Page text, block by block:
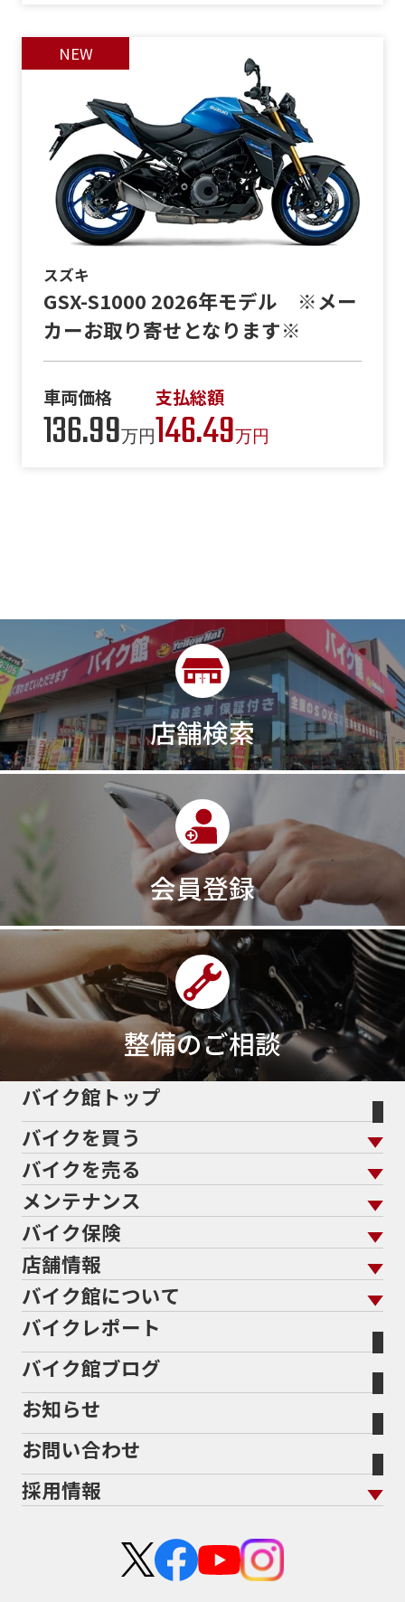
スズキ
GSX-S1000 2026年モデル ※メー
カーお取り寄せとなります※
車両価格
136.99万円
支払総額
146.49万円
店舗検索
会員登録
整備のご相談
バイク館トップ
バイクを買う
バイクを買う トップ
バイクを探す
メーカーから探す
色から探す
スタイルから探す
排気量から探す
地域から探す
走行距離から探す
中古車から探す
バイクを売る
バイクを売る トップ
バイク館買取の強み
バイクを高く売るコツ
バイク買取の流れ
全国展開の強み
よくあるご質問
バイク買取強化車両
メーカー別買取相場・
ヤマハ
ホンダ
スズキ
ハーレーダビッドソン
トライアンフ
アプリリア
KTM
モトグッツイ
MVアグスタ
メンテナンス
メンテナンス トップ
バイク点検
バイク車検
Bikeep
プロテクションフィルム
バイク保険
バイク保険 トップ
自賠責保険
任意保険
バイク保険無料見積り（現在未加入の方）
バイク保険無料見積り（他社でご加入の方）
盗難保険
店舗情報
店舗情報 トップ
北海道
宮城
福島
茨城
栃木
兵庫
バイク館について
バイク館について トップ
バイク館が選ばれる理由
会社概要
沿革
二輪公正取引協議会加盟店
バイクレポート
バイク館ブログ
お知らせ
お問い合わせ
採用情報
中途採用・アルバイト